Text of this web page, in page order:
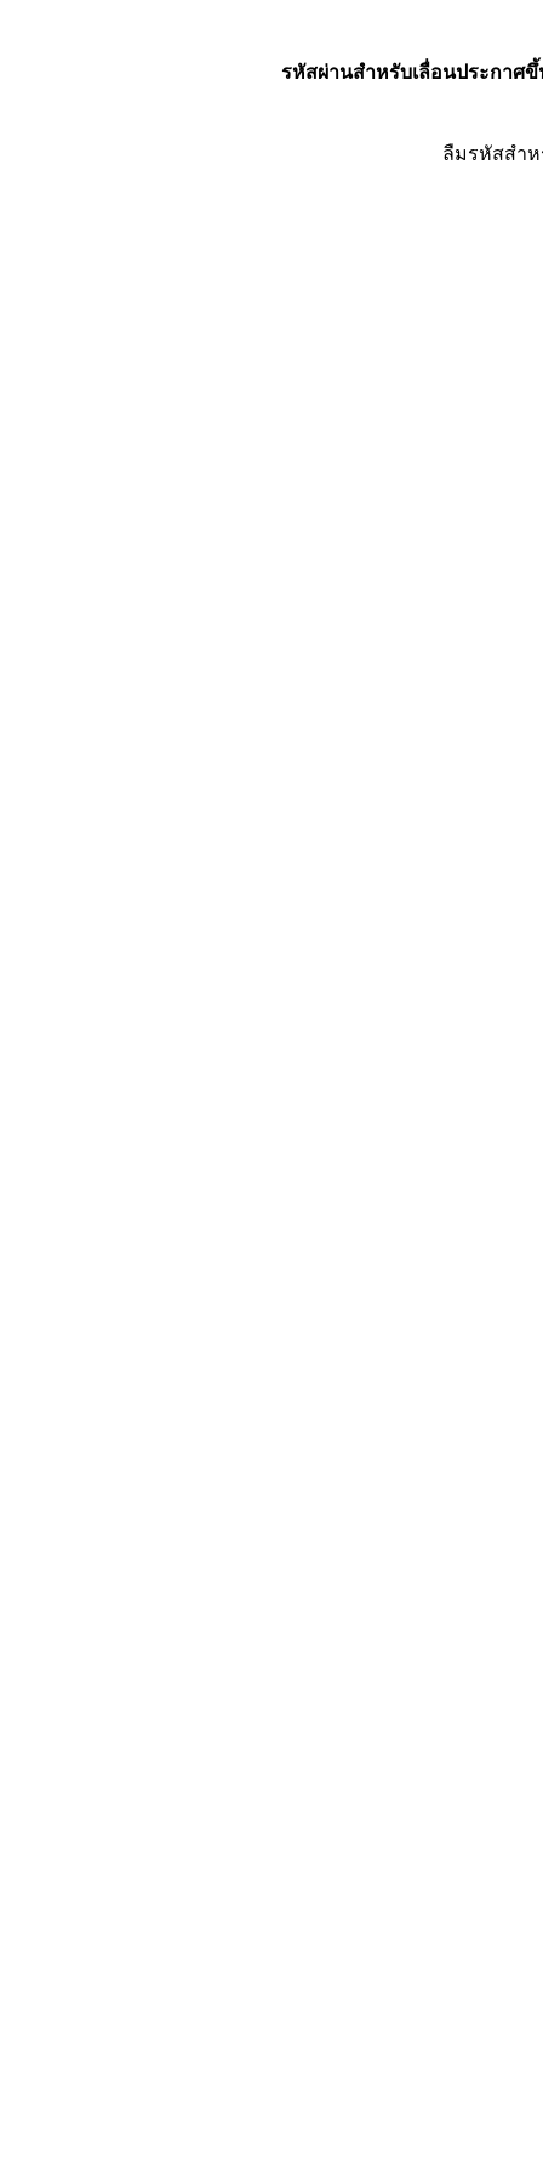
รหัสผ่านสำหรับเลื่อนประกาศขึ้
ลืมรหัสสำ